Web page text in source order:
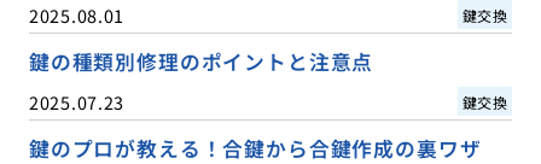
2025.08.01 鍵交換
鍵の種類別修理のポイントと注意点
2025.07.23 鍵交換
鍵のプロが教える！合鍵から合鍵作成の裏ワザ